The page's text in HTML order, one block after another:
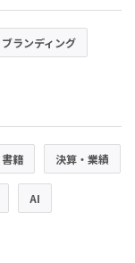
ブランディング
書籍 決算・業績
AI